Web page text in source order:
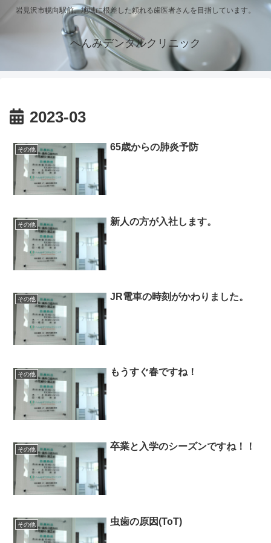
岩見沢市幌向駅前。地域に根差した頼れる歯医者さんを目指しています。
へんみデンタルクリニック
2023-03
その他 65歳からの肺炎予防
その他 新人の方が入社します。
その他 JR電車の時刻がかわりました。
その他 もうすぐ春ですね！
その他 卒業と入学のシーズンですね！！
その他 虫歯の原因(ToT)